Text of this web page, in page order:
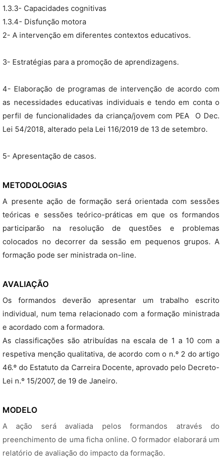
1.3.3- Capacidades cognitivas
1.3.4- Disfunção motora
2- A intervenção em diferentes contextos educativos.
3- Estratégias para a promoção de aprendizagens.
4- Elaboração de programas de intervenção de acordo com
as necessidades educativas individuais e tendo em conta o
perfil de funcionalidades da criança/jovem com PEA  O Dec.
Lei 54/2018, alterado pela Lei 116/2019 de 13 de setembro.
5- Apresentação de casos.
METODOLOGIAS
A presente ação de formação será orientada com sessões
teóricas e sessões teórico-práticas em que os formandos
participarão na resolução de questões e problemas
colocados no decorrer da sessão em pequenos grupos. A
formação pode ser ministrada on-line.
AVALIAÇÃO
Os formandos deverão apresentar um trabalho escrito
individual, num tema relacionado com a formação ministrada
e acordado com a formadora.
As classificações são atribuídas na escala de 1 a 10 com a
respetiva menção qualitativa, de acordo com o n.º 2 do artigo
46.º do Estatuto da Carreira Docente, aprovado pelo Decreto-
Lei n.º 15/2007, de 19 de Janeiro.
MODELO
A ação será avaliada pelos formandos através do
preenchimento de uma ficha online. O formador elaborará um
relatório de avaliação do impacto da formação.